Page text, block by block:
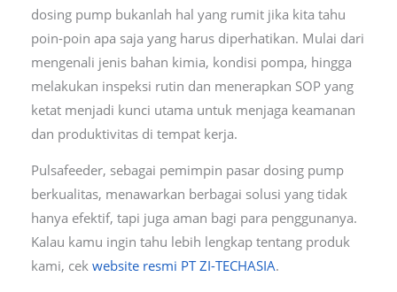
dosing pump bukanlah hal yang rumit jika kita tahu
poin-poin apa saja yang harus diperhatikan. Mulai dari
mengenali jenis bahan kimia, kondisi pompa, hingga
melakukan inspeksi rutin dan menerapkan SOP yang
ketat menjadi kunci utama untuk menjaga keamanan
dan produktivitas di tempat kerja.
Pulsafeeder, sebagai pemimpin pasar dosing pump
berkualitas, menawarkan berbagai solusi yang tidak
hanya efektif, tapi juga aman bagi para penggunanya.
Kalau kamu ingin tahu lebih lengkap tentang produk
kami, cek website resmi PT ZI-TECHASIA.